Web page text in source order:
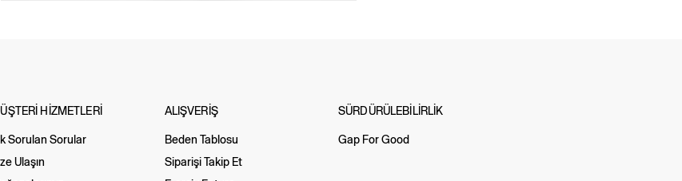
HİZMETLERİ
Sorulan Sorular
Ulaşın
ALIŞVERİŞ
Beden Tablosu
Siparişi Takip Et
SÜRDÜRÜLEBİLİRLİK
Gap For Good